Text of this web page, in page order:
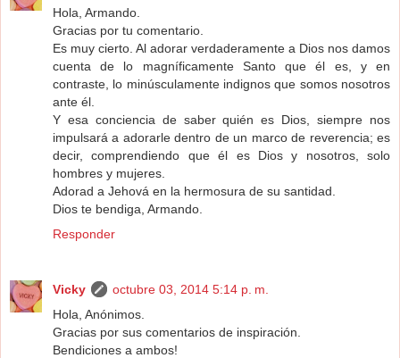
Hola, Armando.
Gracias por tu comentario.
Es muy cierto. Al adorar verdaderamente a Dios nos damos
cuenta de lo magníficamente Santo que él es, y en
contraste, lo minúsculamente indignos que somos nosotros
ante él.
Y esa conciencia de saber quién es Dios, siempre nos
impulsará a adorarle dentro de un marco de reverencia; es
decir, comprendiendo que él es Dios y nosotros, solo
hombres y mujeres.
Adorad a Jehová en la hermosura de su santidad.
Dios te bendiga, Armando.
Responder
Vicky
octubre 03, 2014 5:14 p. m.
Hola, Anónimos.
Gracias por sus comentarios de inspiración.
Bendiciones a ambos!